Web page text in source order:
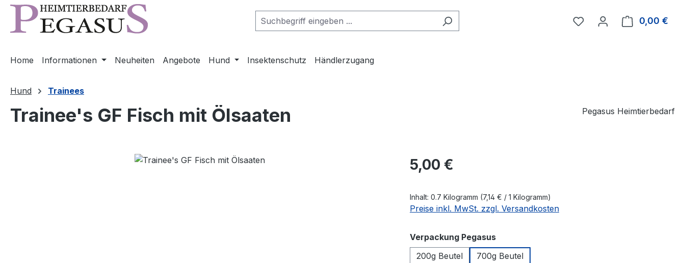
Hauptinhalt springen
Zur Suche springen
Zur Hauptnavigation springen
0,00 €
Home Informationen Neuheiten Angebote Hund Insektenschutz Händlerzugang
Hund Trainees
Trainee's GF Fisch mit Ölsaaten Pegasus Heimtierbedarf
Regulärer Preis:
5,00 €
Inhalt: 0.7 Kilogramm (7,14 € / 1 Kilogramm)
Preise inkl. MwSt. zzgl. Versandkosten
Verpackung Pegasusauswählen
200g Beutel
700g Beutel